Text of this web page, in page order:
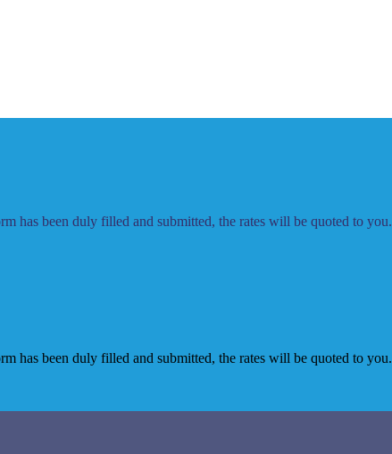
has been duly filled and submitted, the rates will be quoted to you.
has been duly filled and submitted, the rates will be quoted to you.